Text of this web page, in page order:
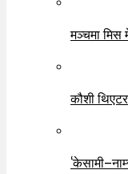
मञ्चमा मिस
कौशी